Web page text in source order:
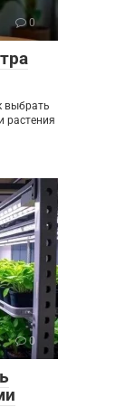
0
выбрать
растения
0